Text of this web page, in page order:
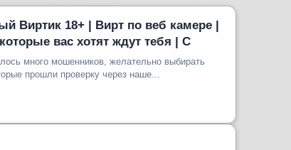
Виртик 18+ | Вирт по веб камере |
вас хотят ждут тебя | С
много мошенников, желательно выбирать
прошли проверку через наше...